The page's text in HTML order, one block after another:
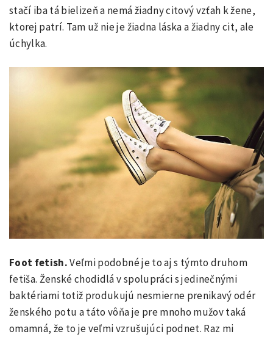
stačí iba tá bielizeň a nemá žiadny citový vzťah k žene,
ktorej patrí. Tam už nie je žiadna láska a žiadny cit, ale
úchylka.
Foot fetish.Veľmi podobné je to aj s týmto druhom
fetiša. Ženské chodidlá v spolupráci s jedinečnými
baktériami totiž produkujú nesmierne prenikavý odér
ženského potu a táto vôňa je pre mnoho mužov taká
omamná, že to je veľmi vzrušujúci podnet. Raz mi